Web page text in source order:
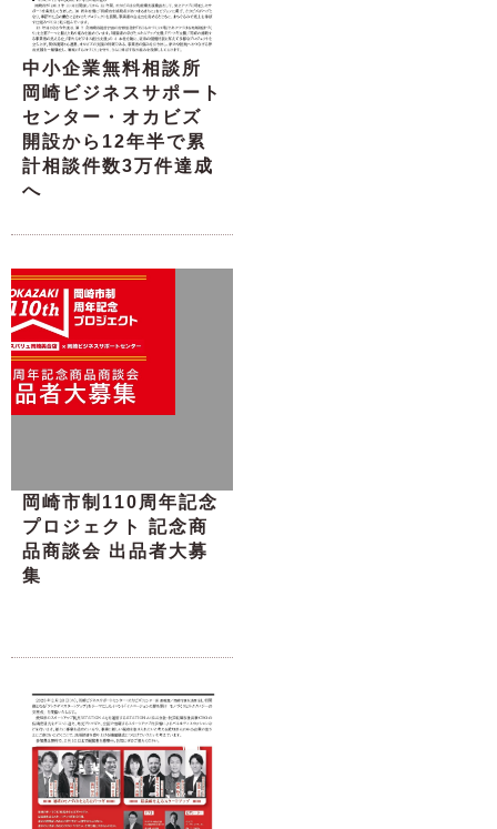
中小企業無料相談所
岡崎ビジネスサポート
センター・オカビズ
開設から12年半で累
計相談件数3万件達成
へ
岡崎市制110周年記念
プロジェクト 記念商
品商談会 出品者大募
集